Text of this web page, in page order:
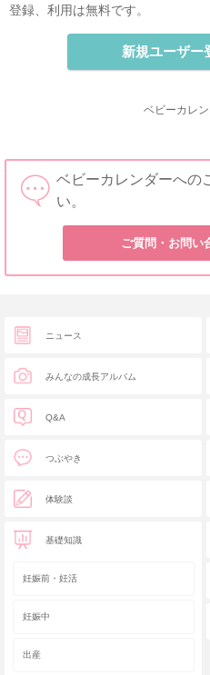
登録、利用は無料です。
新規ユーザー
ベビーカレ
ベビーカレンダーへの
い。
ご質問・お問い
ニュース
みんなの成長アルバム
Q&A
つぶやき
体験談
基礎知識
妊娠前・妊活
妊娠中
出産